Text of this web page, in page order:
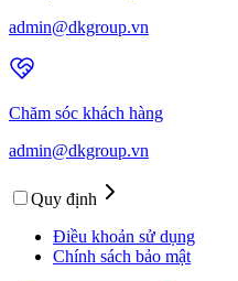
admin@dkgroup.vn
Chăm sóc khách hàng
admin@dkgroup.vn
Quy định
Điều khoản sử dụng
Chính sách bảo mật